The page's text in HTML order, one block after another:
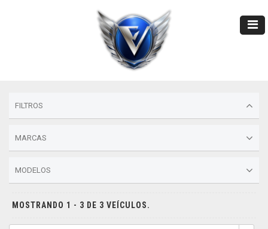
FILTROS
MARCAS
MODELOS
MOSTRANDO 1 - 3 DE 3 VEÍCULOS.